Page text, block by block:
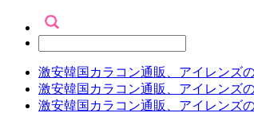
激安韓国カラコン通販、アイレンズ
激安韓国カラコン通販、アイレンズ
激安韓国カラコン通販、アイレンズ